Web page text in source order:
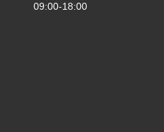
09:00-18:00